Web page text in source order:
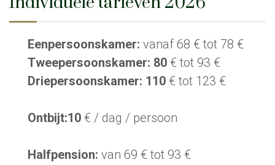
Eenpersoonskamer: vanaf 68 € tot 78 €
Tweepersoonskamer: 80 € tot 93 €
Driepersoonskamer: 110 € tot 123 €
Ontbijt:10 € / dag / persoon
Halfpension: van 69 € tot 93 €